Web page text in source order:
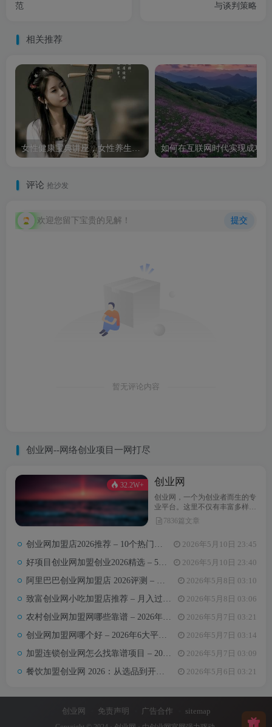
范
与谈判策略
相关推荐
女性健康宝典讲座，女性养生保健知识讲座
评论 抢沙发
欢迎您留下宝贵的见解！ 提交
暂无评论内容
创业网--网络创业项目一网打尽
32.2W+ 创业网
创业网，一个为创业者而生的专
业平台。这里不仅有丰富多样的
创业项目，还提供最新的创业资
讯和实用的创业指导。无论你是
富的创业达人，创业网都能为你
梦想。
7836篇文章
创业网加盟店2026推荐 – 10个热门项目月收益3-8万元真实对比 2026年5月10日 23:45
好项目创业网加盟创业2026精选 – 5万内热门项目月入3万攻略 2026年5月10日 23:40
阿里巴巴创业网加盟店 2026评测 – 哪些项目值得加盟+真实费用全解析 2026年5月8日 03:10
致富创业网小吃加盟店推荐 – 月入过万的6类小吃项目及选址避坑要点 2026年5月8日 03:06
农村创业网加盟网哪些靠谱 – 2026年5大平台测评与避坑手册 2026年5月7日 03:21
创业网加盟网哪个好 – 2026年6大平台实测对比与选择建议 2026年5月7日 03:14
加盟连锁创业网怎么找靠谱项目 – 2026年避坑指南与推荐平台 2026年5月7日 03:09
餐饮加盟创业网 2026：从选品到开店，10万以内最值得加盟的7个餐饮品类 2026年5月6日 03:21
创业网 免责声明 广告合作 sitemap